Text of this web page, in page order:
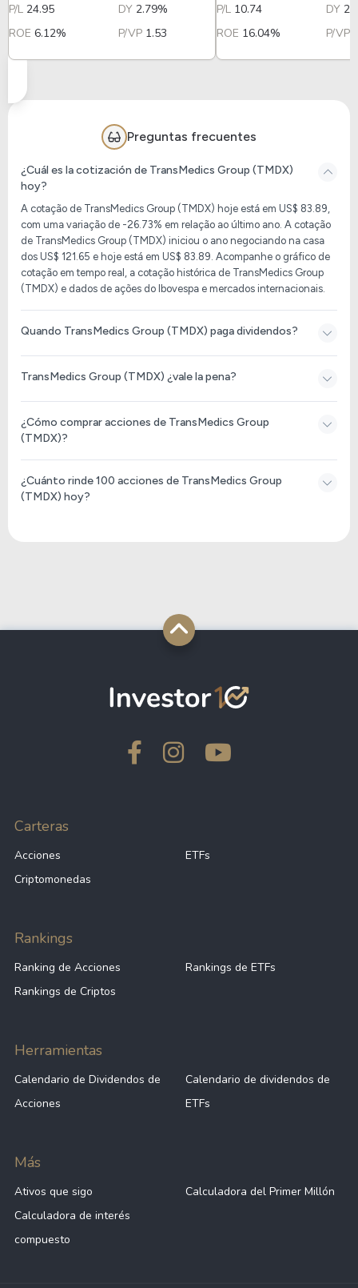
P/L 24.95 DY 2.79%
ROE 6.12% P/VP 1.53
P/L 10.74 DY
ROE 16.04% P/VP
Preguntas frecuentes
¿Cuál es la cotización de TransMedics Group (TMDX)
hoy?
A cotação de TransMedics Group (TMDX) hoje está em US$ 83.89,
com uma variação de -26.73% em relação ao último ano. A cotação
de TransMedics Group (TMDX) iniciou o ano negociando na casa
dos US$ 121.65 e hoje está em US$ 83.89. Acompanhe o gráfico de
cotação em tempo real, a cotação histórica de TransMedics Group
(TMDX) e dados de ações do Ibovespa e mercados internacionais.
Quando TransMedics Group (TMDX) paga dividendos?
TransMedics Group (TMDX) ¿vale la pena?
¿Cómo comprar acciones de TransMedics Group
(TMDX)?
¿Cuánto rinde 100 acciones de TransMedics Group
(TMDX) hoy?
Carteras
Acciones
ETFs
Criptomonedas
Rankings
Ranking de Acciones
Rankings de ETFs
Rankings de Criptos
Herramientas
Calendario de Dividendos de
Acciones
Calendario de dividendos de
ETFs
Más
Ativos que sigo
Calculadora del Primer Millón
Calculadora de interés
compuesto